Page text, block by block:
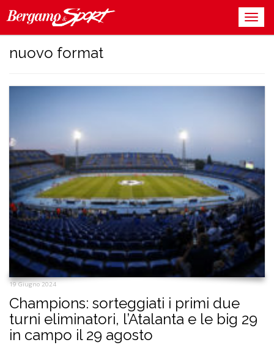
nuovo format
19 Giugno 2024
Champions: sorteggiati i primi due
turni eliminatori, l’Atalanta e le big 29
in campo il 29 agosto